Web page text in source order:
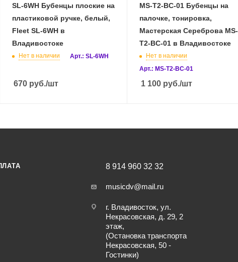
SL-6WH Бубенцы плоские на
пластиковой ручке, белый,
Fleet SL-6WH в
Владивостоке
Нет в наличии Арт.: SL-6WH
670 руб./шт
MS-T2-BC-01 Бубенцы на
палочке, тонировка,
Мастерская Сереброва MS-
T2-BC-01 в Владивостоке
Нет в наличии
Арт.: MS-T2-BC-01
1 100 руб./шт
8 914 960 32 32
musicdv@mail.ru
г. Владивосток, ул.
Некрасовская, д. 29, 2
этаж,
(Остановка транспорта
Некрасовская, 50 -
Гостинки)